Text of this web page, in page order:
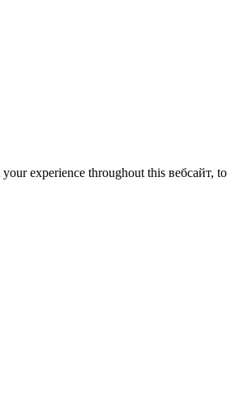
experience throughout this вебсайт, to